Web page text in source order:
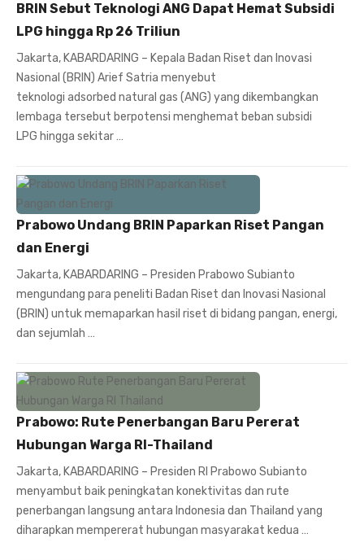
BRIN Sebut Teknologi ANG Dapat Hemat Subsidi
LPG hingga Rp 26 Triliun
Jakarta, KABARDARING – Kepala Badan Riset dan Inovasi
Nasional (BRIN) Arief Satria menyebut
teknologi adsorbed natural gas (ANG) yang dikembangkan
lembaga tersebut berpotensi menghemat beban subsidi
LPG hingga sekitar …
Prabowo Undang BRIN Paparkan Riset Pangan
dan Energi
Jakarta, KABARDARING – Presiden Prabowo Subianto
mengundang para peneliti Badan Riset dan Inovasi Nasional
(BRIN) untuk memaparkan hasil riset di bidang pangan, energi,
dan sejumlah …
Prabowo: Rute Penerbangan Baru Pererat
Hubungan Warga RI-Thailand
Jakarta, KABARDARING – Presiden RI Prabowo Subianto
menyambut baik peningkatan konektivitas dan rute
penerbangan langsung antara Indonesia dan Thailand yang
diharapkan mempererat hubungan masyarakat kedua …